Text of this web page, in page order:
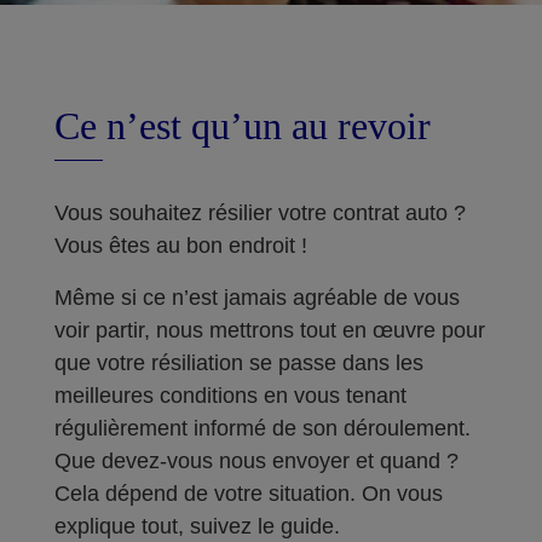
Ce n’est qu’un au revoir
Vous souhaitez résilier votre contrat auto ?
Vous êtes au bon endroit !
Même si ce n’est jamais agréable de vous
voir partir, nous mettrons tout en œuvre pour
que votre résiliation se passe dans les
meilleures conditions en vous tenant
régulièrement informé de son déroulement.
Que devez-vous nous envoyer et quand ?
Cela dépend de votre situation. On vous
explique tout, suivez le guide.